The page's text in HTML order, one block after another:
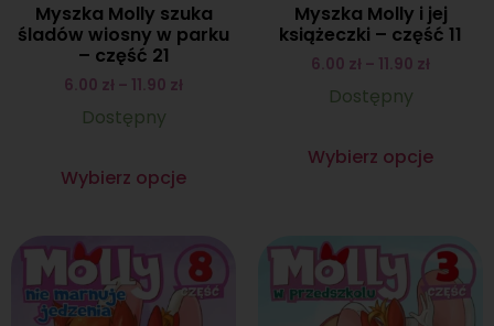
Myszka Molly szuka
śladów wiosny w parku
– część 21
6.00 zł – 11.90 zł
Dostępny
Wybierz opcje
Myszka Molly i jej
książeczki – część 11
6.00 zł – 11.90 zł
Dostępny
Wybierz opcje